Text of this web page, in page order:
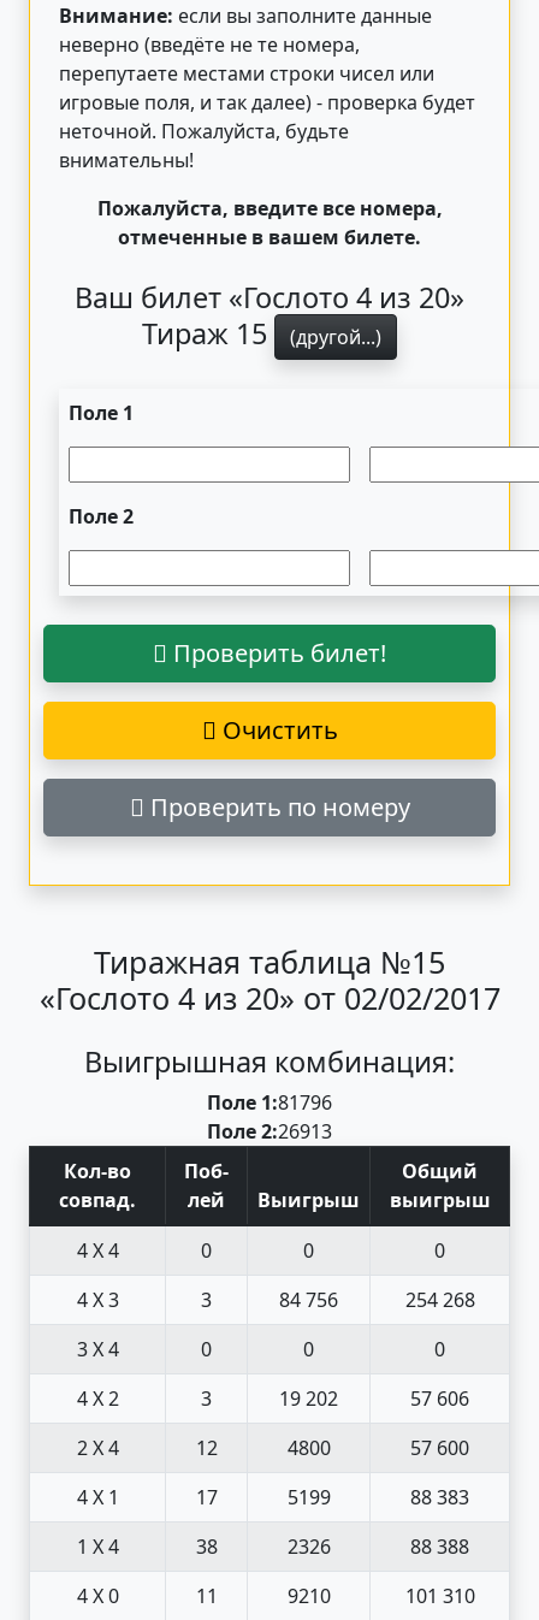
Внимание: если вы заполните данные
неверно (введёте не те номера,
перепутаете местами строки чисел или
игровые поля, и так далее) - проверка будет
неточной. Пожалуйста, будьте
внимательны!
Пожалуйста, введите все номера,
отмеченные в вашем билете.
Ваш билет «Гослото 4 из 20»
Тираж 15
(другой...)
Поле 1
Поле 2
Проверить билет!
Очистить
Проверить по номеру
Тиражная таблица №15
«Гослото 4 из 20» от 02/02/2017
Выигрышная комбинация:
Поле 1:81796
Поле 2:26913
Кол-во
совпад.
Поб-
лей
Выигрыш
Общий
выигрыш
4 X 4
0 0
0
4 X 3
3 84 756
254 268
3 X 4
0 0
0
4 X 2
3 19 202
57 606
2 X 4
12 4800
57 600
4 X 1
17 5199
88 383
1 X 4
38 2326
88 388
4 X 0
11 9210 101 310